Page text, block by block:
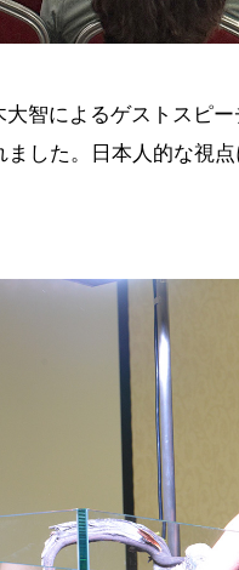
智によるゲストスピ
した。日本人的な視